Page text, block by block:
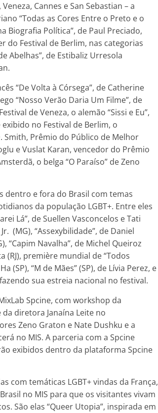
Cannes e San Sebastian – a
“Todas as Cores Entre o Preto e o
Biografia Política”, de Paul Preciado,
do Festival de Berlim, nas categorias
Abelhas”, de Estibaliz Urresola
“De Volta à Córsega”, de Catherine
“Nosso Verão Daria Um Filme”, de
de Veneza, o alemão “Sissi e Eu”,
no Festival de Berlim, o
Smith, Prêmio do Público de Melhor
e Vuslat Karan, vencedor do Prêmio
o belga “O Paraíso” de Zeno
dentro e fora do Brasil com temas
da população LGBT+. Entre eles
Lá”, de Suellen Vasconcelos e Tati
(MG), “Assexybilidade”, de Daniel
“Capim Navalha”, de Michel Queiroz
(RJ), première mundial de “Todos
(SP), “M de Mães” (SP), de Lívia Perez, e
sua estreia nacional no festival.
Spcine, com workshop da
diretora Janaína Leite no
Zeno Graton e Nate Dushku e a
no MIS. A parceria com a Spcine
exibidos dentro da plataforma Spcine
com temáticas LGBT+ vindas da França,
no MIS para que os visitantes vivam
São elas “Queer Utopia”, inspirada em